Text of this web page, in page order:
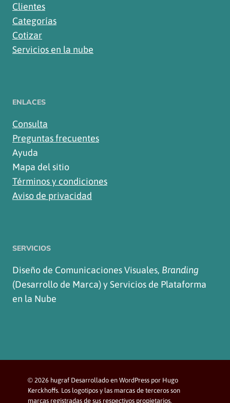
Clientes
Categorías
Cotizar
Servicios en la nube
ENLACES
Consulta
Preguntas frecuentes
Ayuda
Mapa del sitio
Términos y condiciones
Aviso de privacidad
SERVICIOS
Diseño de Comunicaciones Visuales, Branding
(Desarrollo de Marca) y Servicios de Plataforma
en la Nube
© 2026 hugraf Desarrollado en WordPress por Hugo
Kerckhoffs. Los logotipos y las marcas de terceros son
marcas registradas de sus respectivos propietarios.